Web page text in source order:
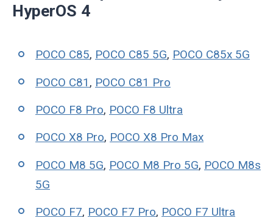
HyperOS 4
POCO C85, POCO C85 5G, POCO C85x 5G
POCO C81 , POCO C81 Pro
POCO F8 Pro, POCO F8 Ultra
POCO X8 Pro, POCO X8 Pro Max
POCO M8 5G, POCO M8 Pro 5G, POCO M8s
5G
POCO F7, POCO F7 Pro, POCO F7 Ultra